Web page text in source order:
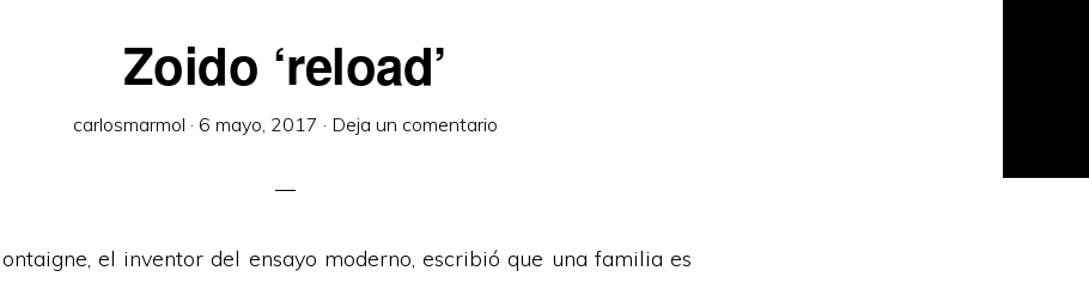
Zoido ‘reload’
carlosmarmol · 6 mayo, 2017 · Deja un comentario
el inventor del ensayo moderno, escribió que una familia es